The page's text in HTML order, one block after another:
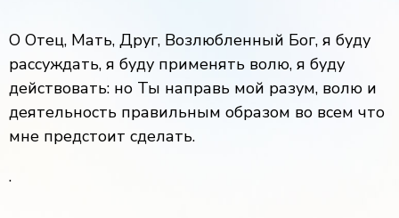
О Отец, Мать, Друг, Возлюбленный Бог, я буду
рассуждать, я буду применять волю, я буду
действовать: но Ты направь мой разум, волю и
деятельность правильным образом во всем что
мне предстоит сделать.
.